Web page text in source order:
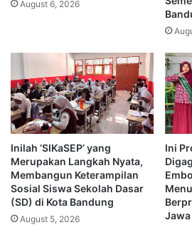
August 6, 2026
Inilah ‘SIKaSEP’ yang
Merupakan Langkah Nyata,
Membangun Keterampilan
Sosial Siswa Sekolah Dasar
(SD) di Kota Bandung
August 5, 2026
Ini